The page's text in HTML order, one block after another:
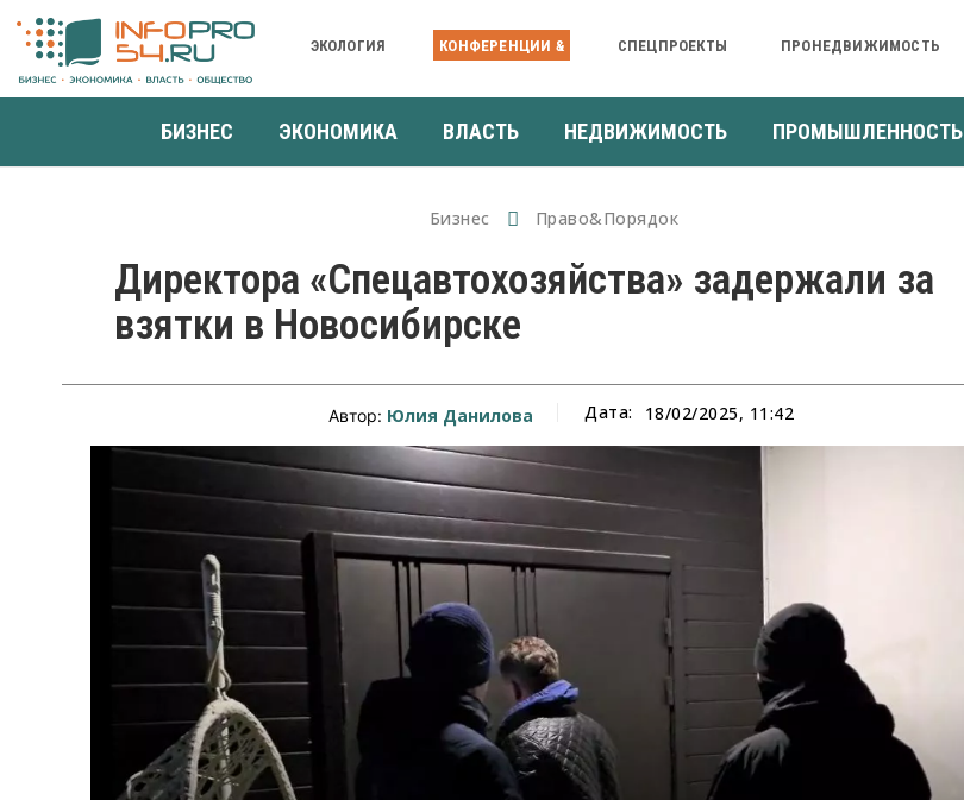
ЭКОЛОГИЯ КОНФЕРЕНЦИИ & СПЕЦПРОЕКТЫ ПРОНЕДВИЖИМОСТЬ
БИЗНЕС ЭКОНОМИКА ВЛАСТЬ НЕДВИЖИМОСТЬ ПРОМЫШЛЕННОСТЬ
Бизнес Право&Порядок
Директора «Спецавтохозяйства» задержали за
взятки в Новосибирске
Автор: Юлия Данилова Дата: 18/02/2025, 11:42